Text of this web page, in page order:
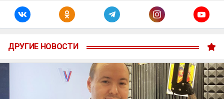
ДРУГИЕ НОВОСТИ